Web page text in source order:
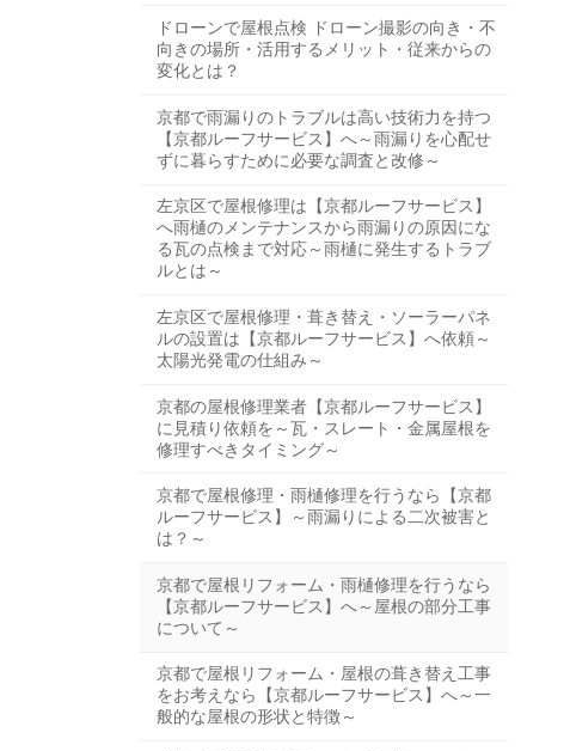
ドローンで屋根点検 ドローン撮影の向き・不
向きの場所・活用するメリット・従来からの
変化とは？
京都で雨漏りのトラブルは高い技術力を持つ
【京都ルーフサービス】へ～雨漏りを心配せ
ずに暮らすために必要な調査と改修～
左京区で屋根修理は【京都ルーフサービス】
へ雨樋のメンテナンスから雨漏りの原因にな
る瓦の点検まで対応～雨樋に発生するトラブ
ルとは～
左京区で屋根修理・葺き替え・ソーラーパネ
ルの設置は【京都ルーフサービス】へ依頼～
太陽光発電の仕組み～
京都の屋根修理業者【京都ルーフサービス】
に見積り依頼を～瓦・スレート・金属屋根を
修理すべきタイミング～
京都で屋根修理・雨樋修理を行うなら【京都
ルーフサービス】～雨漏りによる二次被害と
は？～
京都で屋根リフォーム・雨樋修理を行うなら
【京都ルーフサービス】へ～屋根の部分工事
について～
京都で屋根リフォーム・屋根の葺き替え工事
をお考えなら【京都ルーフサービス】へ～一
般的な屋根の形状と特徴～